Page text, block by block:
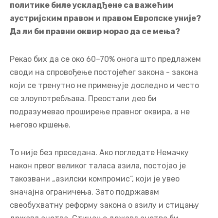
политике биле ускладђене са важећим
аустријским правом и правом Европске уније?
Да ли би правни оквир морао да се мења?
Рекао бих да се око 60–70% онога што предлажем
своди на спровођење постојећег закона - закона
који се тренутно не примењује доследно и често
се злоупотребљава. Преостали део би
подразумевао проширење правног оквира, а не
његово кршење.
То није без преседана. Ако погледате Немачку
након првог великог таласа азила, постојао је
такозвани „азилски компромис“, који је увео
значајна ограничења. Зато подржавам
свеобухватну реформу закона о азилу и стицању